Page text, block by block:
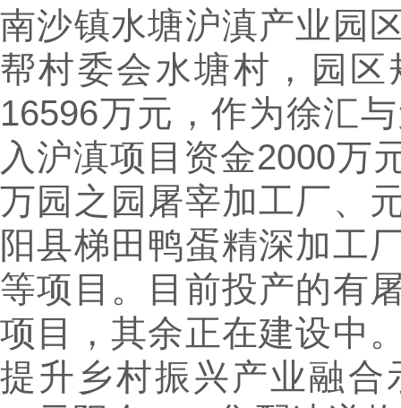
南沙镇水塘沪滇产业园
帮村委会水塘村，园
16596万元，作为徐汇
入沪滇项目资金2000万
万园之园屠宰加工厂、
阳县梯田鸭蛋精深加工
等项目。目前投产的有
项目，其余正在建设中
提升乡村振兴产业融